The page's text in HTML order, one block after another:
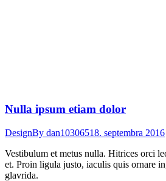
Nulla ipsum etiam dolor
DesignBy dan10306518. septembra 2016
Vestibulum et metus nulla. Hitrices orci
et. Proin ligula justo, iaculis quis ornare
glavrida.